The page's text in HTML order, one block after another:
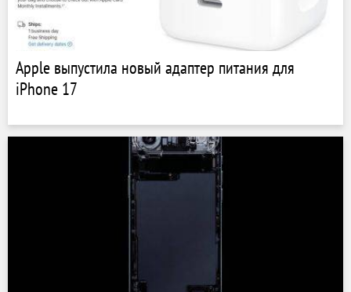
Apple выпустила новый адаптер питания для
iPhone 17